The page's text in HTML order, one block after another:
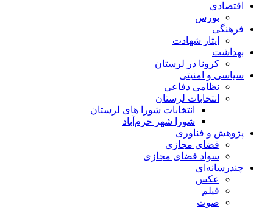
اقتصادی
بورس
فرهنگی
ایثار شهادت
بهداشت
کرونا در لرستان
سیاسی و امنیتی
نظامی دفاعی
انتخابات لرستان
انتخابات شورا های لرستان
شورا شهر خرم‌آباد
پژوهش و فناوری
فضای مجازی
سواد فضای مجازی
چندرسانه‌ای
عكس
فیلم
صوت